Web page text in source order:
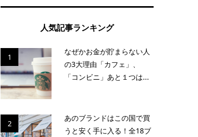
人気記事ランキング
1
なぜかお金が貯まらない人
の3大理由「カフェ」、
「コンビニ」あと１つは...
2
あのブランドはこの国で買
うと安く手に入る！全18ブ